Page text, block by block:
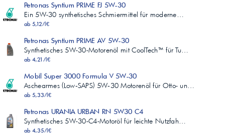
Petronas Syntium PRIME FJ 5W-30
Ein 5W-30 synthetisches Schmiermittel für moderne…
ab 5,12/l€
Petronas Syntium PRIME AV 5W-30
Synthetisches 5W-30-Motorenöl mit CoolTech™ für Tu…
ab 4,21/l€
Mobil Super 3000 Formula V 5W-30
Aschearmes (Low‑SAPS) 5W‑30 Motorenöl für Otto- un…
ab 5,33/l€
Petronas URANIA URBAN RN 5W30 C4
Synthetisches 5W-30-C4-Motoröl für leichte Nutzfah…
ab 4,35/l€